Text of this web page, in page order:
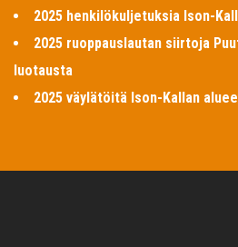
2025 henkilökuljetuksia Ison-
2025 ruoppauslautan siirtoja
luotausta
2025 väylätöitä Ison-Kallan